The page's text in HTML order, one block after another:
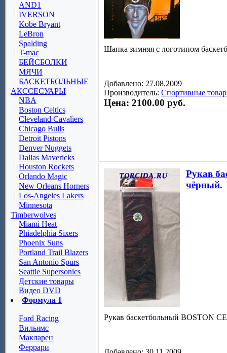
AND1
IVERSON
Kobe Bryant
LeBron
Spalding
T-mac
БЕЙСБОЛКИ
МЯЧИ
БАСКЕТБОЛЬНЫЕ
АКССЕСУАРЫ
NBA
Boston Celtics
Cleveland Cavaliers
Chicago Bulls
Detroit Pistons
Denver Nuggets
Dallas Mavericks
Houston Rockets
Orlando Magic
New Orleans Horners
Los-Angeles Lakers
Minnesota
Timberwolves
Miami Heat
Phiadelphia Sixers
Phoenix Suns
Portland Trail Blazers
San Antonio Spurs
Seattle Supersonics
Детские товары
Видео DVD
Формула 1
Ford Racing
Вильямс
Макларен
Феррари
Шапка зимняя с логотипом
Добавлено: 27.08.2009
Производитель: Спортивные
Цена: 2100.00 руб.
Рукав
чёрный.
Рукав баскетбольный BOSTON